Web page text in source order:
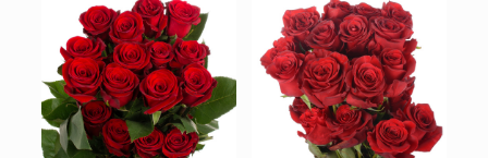
ГОРШКИ И КАШПО
ГРУНТЫ И УДОБРЕНИЯ
ПРЕДМЕТЫ ИНТЕРЬЕРА